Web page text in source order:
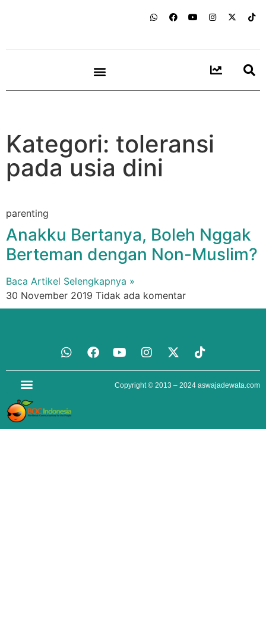
Kategori: toleransi
pada usia dini
parenting
Anakku Bertanya, Boleh Nggak
Berteman dengan Non-Muslim?
Baca Artikel Selengkapnya »
30 November 2019 Tidak ada komentar
Copyright © 2013 – 2024 aswajadewata.com